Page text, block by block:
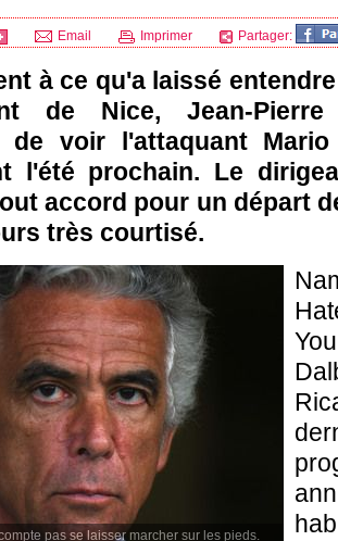
Email Imprimer Partager:
à ce qu'a laissé
de Nice, Jean-
de voir l'attaquant
l'été prochain. Le
accord pour un départ
très courtisé.
pas se laisser marcher sur les pieds.